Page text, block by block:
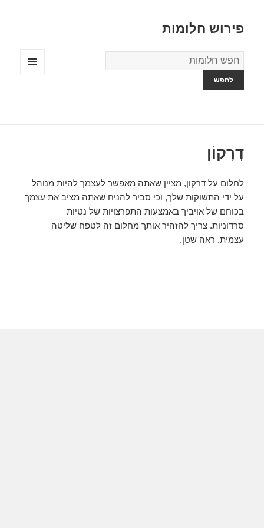
פירוש חלומות
מילון
החלומות
דְרָקוֹן
לחלום על דרקון, מציין שאתה מאפשר לעצמך להיות מנוהל
על ידי התשוקות שלך, וכי סביר להניח שאתה מציב את עצמך
בכוחם של אויביך באמצעות התפרצויות של נטיות
סרדוניות. צריך להזהיר אותך מחלום זה לטפח שליטה
עצמית. ראה שטן.